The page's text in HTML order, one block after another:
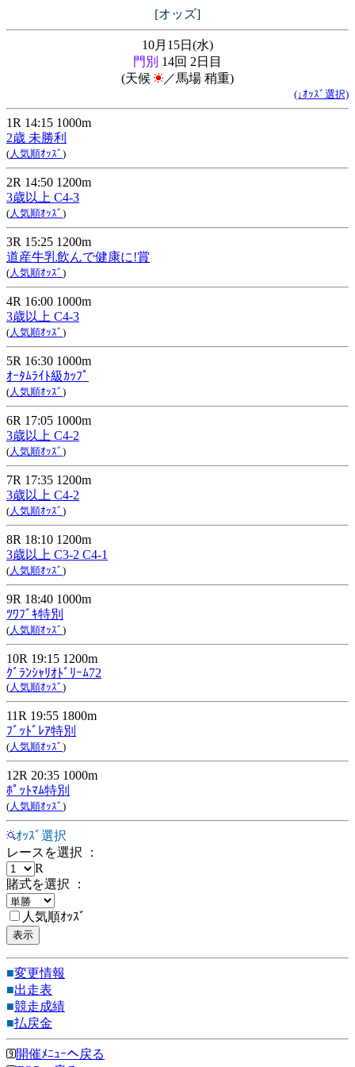
[オッズ]
10月15日(水)
門別 14回 2日目
(天候
／馬場 稍重)
(↓ｵｯｽﾞ選択)
1R 14:15 1000m
2歳 未勝利
(人気順ｵｯｽﾞ )
2R 14:50 1200m
3歳以上 C4-3
(人気順ｵｯｽﾞ )
3R 15:25 1200m
道産牛乳飲んで健康に!賞
(人気順ｵｯｽﾞ )
4R 16:00 1000m
3歳以上 C4-3
(人気順ｵｯｽﾞ )
5R 16:30 1000m
ｵｰﾀﾑﾗｲﾄ級ｶｯﾌﾟ
(人気順ｵｯｽﾞ )
6R 17:05 1000m
3歳以上 C4-2
(人気順ｵｯｽﾞ )
7R 17:35 1200m
3歳以上 C4-2
(人気順ｵｯｽﾞ )
8R 18:10 1200m
3歳以上 C3-2 C4-1
(人気順ｵｯｽﾞ )
9R 18:40 1000m
ﾂﾜﾌﾞｷ特別
(人気順ｵｯｽﾞ )
10R 19:15 1200m
ｸﾞﾗﾝｼｬﾘｵﾄﾞﾘｰﾑ72
(人気順ｵｯｽﾞ )
11R 19:55 1800m
ﾌﾞｯﾄﾞﾚｱ特別
(人気順ｵｯｽﾞ )
12R 20:35 1000m
ﾎﾟｯﾄﾏﾑ特別
(人気順ｵｯｽﾞ )
ｵｯｽﾞ選択
レースを選択 ：
R
賭式を選択 ：
人気順ｵｯｽﾞ
■変更情報
■出走表
■競走成績
■払戻金
開催ﾒﾆｭｰへ戻る